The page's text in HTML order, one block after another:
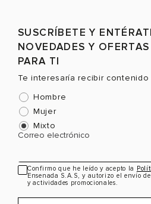
SUSCRÍBETE Y
NOVEDADES Y
PARA TI
Te interesaría recibir contenido
Hombre
Mujer
Mixto
Correo electrónico
Confirmo que he leído y acepto la
Ensenada S.A.S, y autorizo el envío
y actividades promocionales.